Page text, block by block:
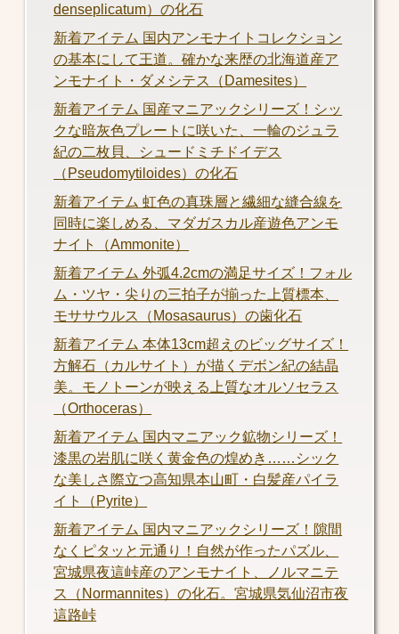
denseplicatum）の化石
新着アイテム 国内アンモナイトコレクション
の基本にして王道。確かな来歴の北海道産ア
ンモナイト・ダメシテス（Damesites）
新着アイテム 国産マニアックシリーズ！シッ
クな暗灰色プレートに咲いた、一輪のジュラ
紀の二枚貝、シュードミチドイデス
（Pseudomytiloides）の化石
新着アイテム 虹色の真珠層と繊細な縫合線を
同時に楽しめる、マダガスカル産遊色アンモ
ナイト（Ammonite）
新着アイテム 外弧4.2cmの満足サイズ！フォル
ム・ツヤ・尖りの三拍子が揃った上質標本、
モササウルス（Mosasaurus）の歯化石
新着アイテム 本体13cm超えのビッグサイズ！
方解石（カルサイト）が描くデボン紀の結晶
美。モノトーンが映える上質なオルソセラス
（Orthoceras）
新着アイテム 国内マニアック鉱物シリーズ！
漆黒の岩肌に咲く黄金色の煌めき……シック
な美しさ際立つ高知県本山町・白髪産パイラ
イト（Pyrite）
新着アイテム 国内マニアックシリーズ！隙間
なくピタッと元通り！自然が作ったパズル、
宮城県夜這峠産のアンモナイト、ノルマニテ
ス（Normannites）の化石。宮城県気仙沼市夜
這路峠